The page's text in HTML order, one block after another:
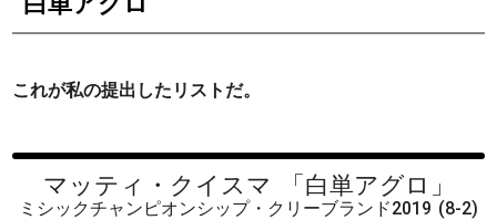
これが私の提出したリストだ。
マッティ・クイスマ 「白単アグロ」
ミシックチャンピオンシップ・クリーブランド2019 (8-2)